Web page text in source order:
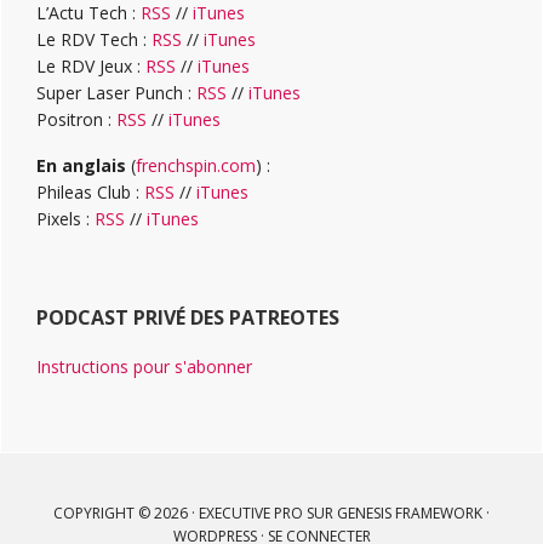
L’Actu Tech : RSS // iTunes
Le RDV Tech : RSS // iTunes
Le RDV Jeux : RSS // iTunes
Super Laser Punch : RSS // iTunes
Positron : RSS // iTunes
En anglais (frenchspin.com) :
Phileas Club : RSS // iTunes
Pixels : RSS // iTunes
PODCAST PRIVÉ DES PATREOTES
Instructions pour s'abonner
COPYRIGHT © 2026 · EXECUTIVE PRO SUR GENESIS FRAMEWORK ·
WORDPRESS· SE CONNECTER